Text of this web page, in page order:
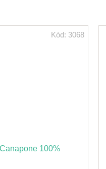
100%
Kód: 3068